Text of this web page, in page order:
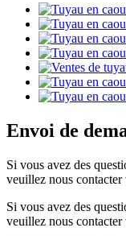
Envoi de
Si vous avez des
veuillez nous contacter
Si vous avez des
veuillez nous contacter